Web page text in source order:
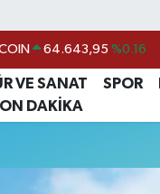
64.643,95 %0.16
DOLAR 47,6704 %0
EURO 55,0406
6500.87 %0.12
VE SANAT SPOR
DAKİKA